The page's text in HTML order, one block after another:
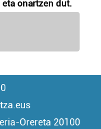
eta onartzen dut.
Orereta 20100